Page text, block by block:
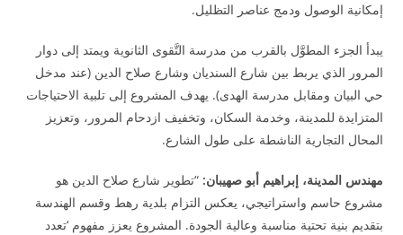
إمكانية الوصول ودمج عناصر التظليل.
يبدأ الجزء المطوَّل بالقرب من مدرسة التَّقوى الثانوية ويمتد إلى دوار
المرور الذي يربط بين شارع السنديان وشارع صلاح الدين (عند مدخل
حي البيان ومقابل مدرسة الهدى). يهدف المشروع إلى تلبية الاحتياجات
المتزايدة للمدينة، وخدمة السكان، وتخفيف ازدحام المرور، وتعزيز
المحال التجارية الناشطة على طول الشارع.
مهندس المدينة، إبراهيم أبو صهيبان: “تطوير شارع صلاح الدين هو
مشروع حاسم واستراتيجي، يعكس التزام بلدية رهط وقسم الهندسة
بتقديم بنية تحتية مناسبة وعالية الجودة. المشروع يعزز مفهوم ‘تعدد